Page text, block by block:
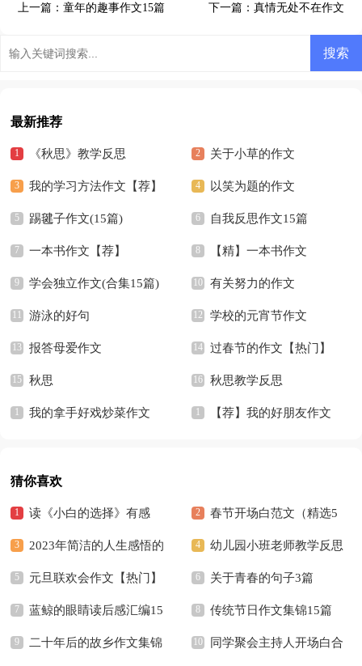
上一篇： 童年的趣事作文15篇 下一篇：真情无处不在作文
最新推荐
《秋思》教学反思 关于小草的作文
我的学习方法作文【荐】 以笑为题的作文
踢毽子作文(15篇) 自我反思作文15篇
一本书作文【荐】 【精】一本书作文
学会独立作文(合集15篇) 有关努力的作文
游泳的好句 学校的元宵节作文
报答母爱作文 过春节的作文【热门】
秋思 秋思教学反思
我的拿手好戏炒菜作文 【荐】我的好朋友作文
猜你喜欢
读《小白的选择》有感 春节开场白范文（精选5
篇）
2023年简洁的人生感悟的
好句摘录36条
幼儿园小班老师教学反思
元旦联欢会作文【热门】 关于青春的句子3篇
蓝鲸的眼睛读后感汇编15
篇
传统节日作文集锦15篇
二十年后的故乡作文集锦 同学聚会主持人开场白合